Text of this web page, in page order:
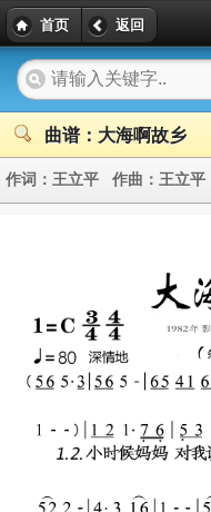
首页 返回
曲谱：大海啊故乡
作词： 王立平 作曲： 王立平